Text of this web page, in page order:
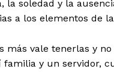
la soledad y la
a los elementos de
más vale tenerlas y
y un servidor,